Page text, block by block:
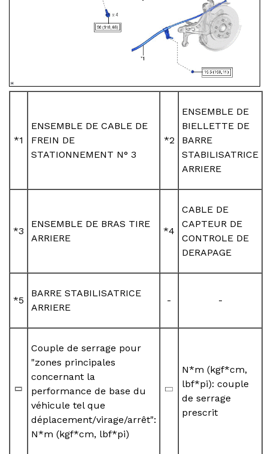
*1
ENSEMBLE DE CABLE DE
FREIN DE
STATIONNEMENT N° 3
*2
ENSEMBLE DE
BIELLETTE DE
BARRE
STABILISATRICE
ARRIERE
*3
ENSEMBLE DE BRAS TIRE
ARRIERE
*4
CABLE DE
CAPTEUR DE
CONTROLE DE
DERAPAGE
*5
BARRE STABILISATRICE
ARRIERE
- -
Couple de serrage pour
"zones principales
concernant la
performance de base du
véhicule tel que
déplacement/virage/arrêt":
N*m (kgf*cm, lbf*pi)
N*m (kgf*cm,
lbf*pi): couple
de serrage
prescrit